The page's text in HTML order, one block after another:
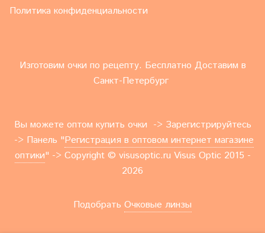
Политика конфиденциальности
Изготовим очки по рецепту. Бесплатно Доставим в
Санкт-Петербург
Вы можете оптом купить очки -> Зарегистрируйтесь
-> Панель "Регистрация в оптовом интернет магазине
оптики" -> Copyright © visusoptic.ru Visus Optic 2015 -
2026
Подобрать Очковые линзы